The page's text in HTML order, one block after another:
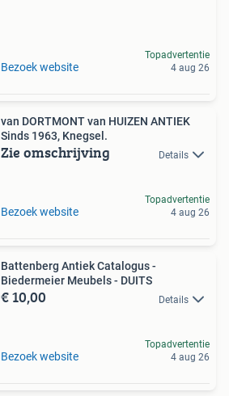
Bezoek website
Topadvertentie
4 aug 26
van DORTMONT van HUIZEN ANTIEK
Sinds 1963, Knegsel.
Zie omschrijving Details
Bezoek website
Topadvertentie
4 aug 26
Battenberg Antiek Catalogus -
Biedermeier Meubels - DUITS
€ 10,00 Details
Bezoek website
Topadvertentie
4 aug 26